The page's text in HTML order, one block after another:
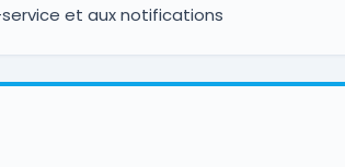
et aux notifications